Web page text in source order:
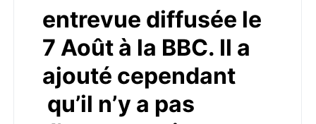
entrevue diffusée le
7 Août à la BBC. Il a
ajouté cependant
qu’il n’y a pas